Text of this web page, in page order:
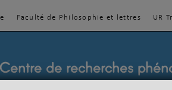
Faculté de Philosophie et lettres UR
Centre de recherches